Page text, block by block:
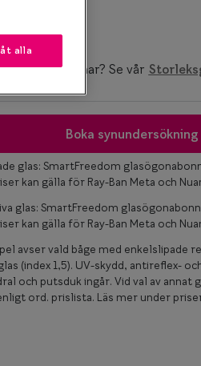
storlek du har? Se vår
Boka synundersökning
glas: SmartFreedom
kan gälla för Ray-Ban Meta och
glas: SmartFreedom
kan gälla för Ray-Ban Meta och
avser vald båge med enkelslipade
(index 1,5). UV-skydd, antireflex-
och putsduk ingår. Vid val av
ord. prislista. Läs mer under
alla